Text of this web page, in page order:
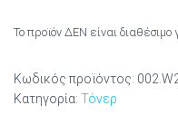
Το προϊόν ΔΕΝ είναι
Κωδικός προϊόντος:
Κατηγορία: Τόνερ